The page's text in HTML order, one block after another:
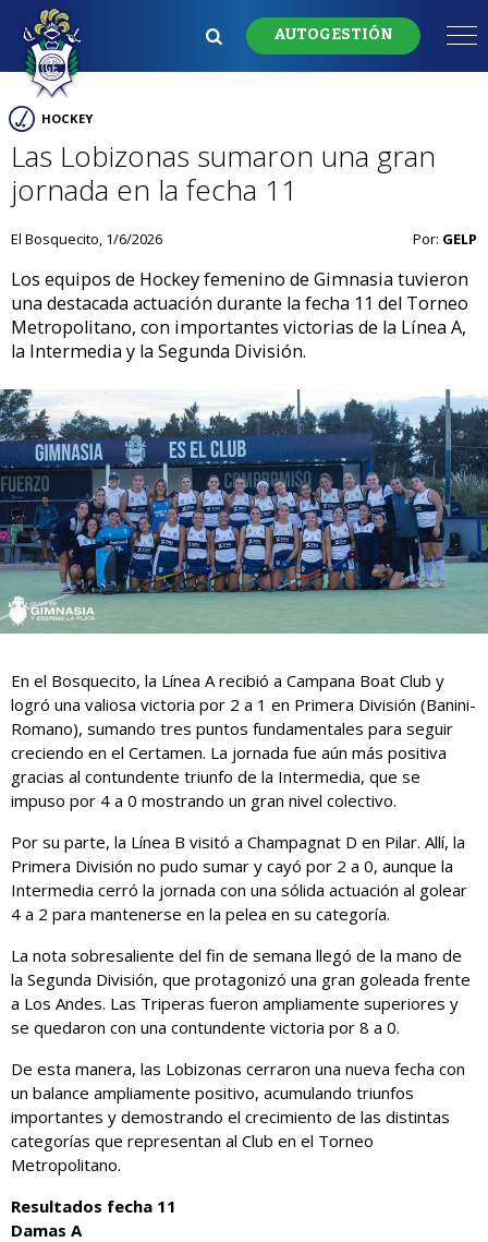
AUTOGESTIÓN
HOCKEY
Las Lobizonas sumaron una gran
jornada en la fecha 11
El Bosquecito, 1/6/2026 Por: GELP
Los equipos de Hockey femenino de Gimnasia tuvieron
una destacada actuación durante la fecha 11 del Torneo
Metropolitano, con importantes victorias de la Línea A,
la Intermedia y la Segunda División.
En el Bosquecito, la Línea A recibió a Campana Boat Club y
logró una valiosa victoria por 2 a 1 en Primera División (Banini-
Romano), sumando tres puntos fundamentales para seguir
creciendo en el Certamen. La jornada fue aún más positiva
gracias al contundente triunfo de la Intermedia, que se
impuso por 4 a 0 mostrando un gran nivel colectivo.
Por su parte, la Línea B visitó a Champagnat D en Pilar. Allí, la
Primera División no pudo sumar y cayó por 2 a 0, aunque la
Intermedia cerró la jornada con una sólida actuación al golear
4 a 2 para mantenerse en la pelea en su categoría.
La nota sobresaliente del fin de semana llegó de la mano de
la Segunda División, que protagonizó una gran goleada frente
a Los Andes. Las Triperas fueron ampliamente superiores y
se quedaron con una contundente victoria por 8 a 0.
De esta manera, las Lobizonas cerraron una nueva fecha con
un balance ampliamente positivo, acumulando triunfos
importantes y demostrando el crecimiento de las distintas
categorías que representan al Club en el Torneo
Metropolitano.
Resultados fecha 11
Damas A